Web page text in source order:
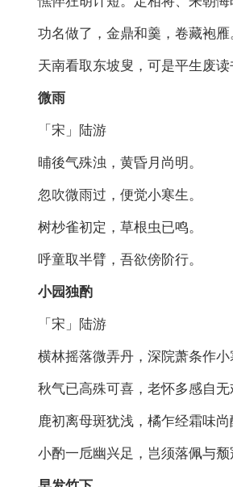
功名做了，金鼎和羹，卷藏袍雁
天南看取东坡叟，可是平生废读
微雨
「宋」陆游
晡後气殊浊，黄昏月尚明。
忽吹微雨过，便觉小寒生。
树杪雀初定，草根虫已鸣。
呼童取半臂，吾欲傍阶行。
小园独酌
「宋」陆游
横林摇落微弄丹，深院萧条作小
秋气已高殊可喜，老怀多感自无
鹿初离母斑犹浅，橘乍经霜味尚
小酌一卮幽兴足，岂须落佩与颓